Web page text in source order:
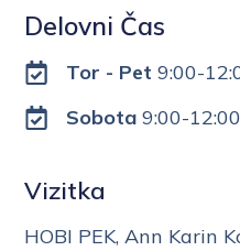
Delovni Čas
Tor - Pet 9:00-
Sobota9:00-12:00
Vizitka
HOBI PEK, Ann Karin